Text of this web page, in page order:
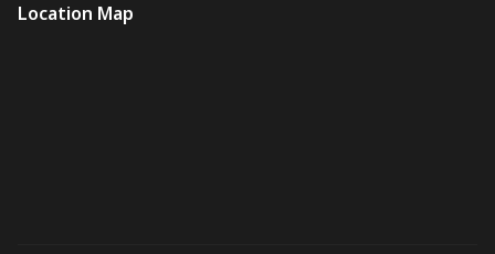
Location Map